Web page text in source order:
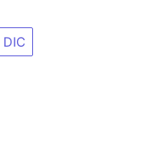
DIC